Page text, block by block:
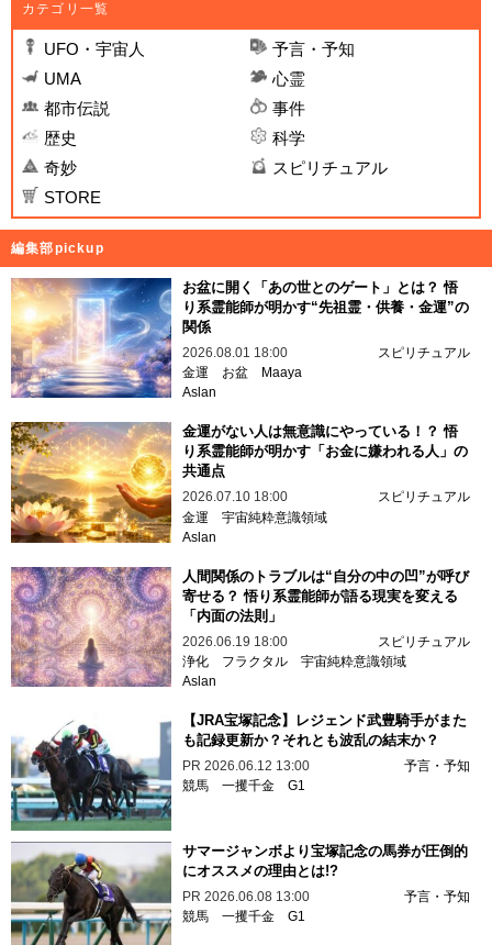
カテゴリ一覧
UFO・宇宙人
予言・予知
UMA
心霊
都市伝説
事件
歴史
科学
奇妙
スピリチュアル
STORE
編集部pickup
お盆に開く「あの世とのゲート」とは？ 悟
り系霊能師が明かす“先祖霊・供養・金運”の
関係
2026.08.01 18:00
スピリチュアル
金運
お盆
Maaya
Aslan
金運がない人は無意識にやっている！？ 悟
り系霊能師が明かす「お金に嫌われる人」の
共通点
2026.07.10 18:00
スピリチュアル
金運 宇宙純粋意識領域
Aslan
人間関係のトラブルは“自分の中の凹”が呼び
寄せる？ 悟り系霊能師が語る現実を変える
「内面の法則」
2026.06.19 18:00
スピリチュアル
浄化
フラクタル 宇宙純粋意識領域
Aslan
【JRA宝塚記念】レジェンド武豊騎手がまた
も記録更新か？それとも波乱の結末か？
PR 2026.06.12 13:00
予言・予知
競馬 一攫千金 G1
サマージャンボより宝塚記念の馬券が圧倒的
にオススメの理由とは!?
PR 2026.06.08 13:00
予言・予知
競馬 一攫千金 G1